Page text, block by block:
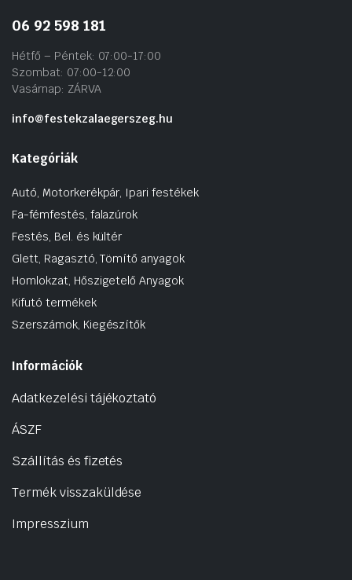
06 92 598 181
Hétfő – Péntek: 07:00-17:00
Szombat: 07:00-12:00
Vasárnap: ZÁRVA
info@festekzalaegerszeg.hu
Kategóriák
Autó, Motorkerékpár, Ipari festékek
Fa-fémfestés, falazúrok
Festés, Bel. és kültér
Glett, Ragasztó, Tömítő anyagok
Homlokzat, Hőszigetelő Anyagok
Kifutó termékek
Szerszámok, Kiegészítők
Információk
Adatkezelési tájékoztató
ÁSZF
Szállítás és fizetés
Termék visszaküldése
Impresszium